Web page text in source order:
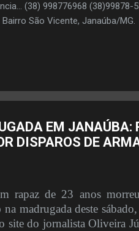
(38) 998776968
São Vicente, Janaúba/MG.
EM JANAÚBA:
DISPAROS DE
rapaz de 23 anos
madrugada deste
site do jornalista Oliveira